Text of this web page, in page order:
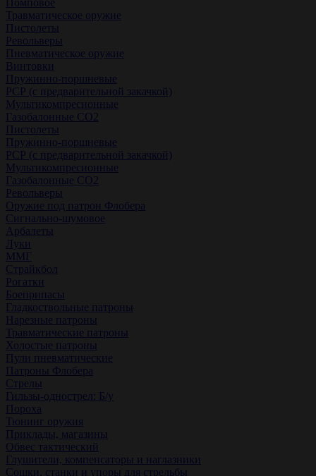
Помповое
Травматическое оружие
Пистолеты
Револьверы
Пневматическое оружие
Винтовки
Пружинно-поршневые
РСР (с предварительной закачкой)
Мультикомпресионные
Газобалонные СО2
Пистолеты
Пружинно-поршневые
РСР (с предварительной закачкой)
Мультикомпресионные
Газобалонные СО2
Револьверы
Оружие под патрон Флобера
Сигнально-шумовое
Арбалеты
Луки
ММГ
Страйкбол
Рогатки
Боеприпасы
Гладкоствольные патроны
Нарезные патроны
Травматические патроны
Холостые патроны
Пули пневматические
Патроны Флобера
Стрелы
Гильзы-однострел: Б/у
Пороха
Тюнинг оружия
Приклады, магазины
Обвес тактический
Глушители, компенсаторы и наглазники
Сошки, станки и упоры для стрельбы